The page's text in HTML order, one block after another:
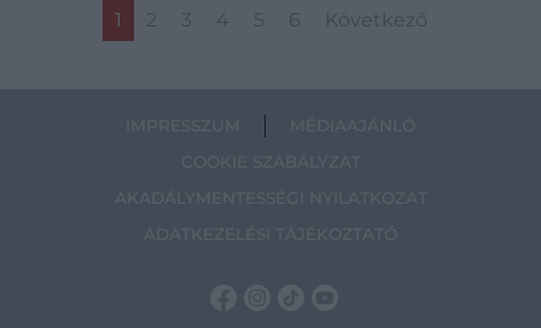
1 2 3 4 5 6 Következő